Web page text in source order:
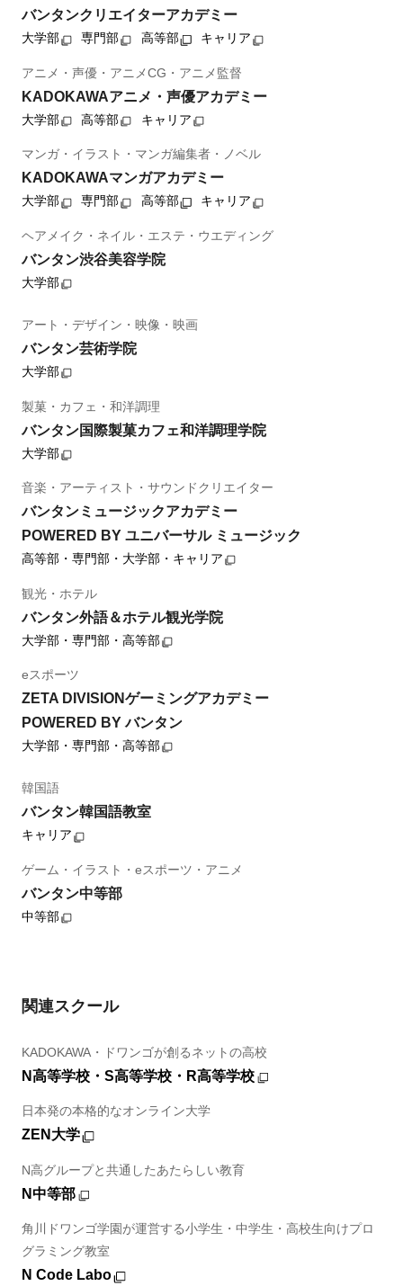
バンタンクリエイターアカデミー
大学部 専門部 高等部 キャリア
アニメ・声優・アニメCG・アニメ監督
KADOKAWAアニメ・声優アカデミー
大学部 高等部 キャリア
マンガ・イラスト・マンガ編集者・ノベル
KADOKAWAマンガアカデミー
大学部 専門部 高等部 キャリア
ヘアメイク・ネイル・エステ・ウエディング
バンタン渋谷美容学院
大学部
アート・デザイン・映像・映画
バンタン芸術学院
大学部
製菓・カフェ・和洋調理
バンタン国際製菓カフェ和洋調理学院
大学部
音楽・アーティスト・サウンドクリエイター
バンタンミュージックアカデミー
POWERED BY ユニバーサル ミュージック
高等部・専門部・大学部・キャリア
観光・ホテル
バンタン外語＆ホテル観光学院
大学部・専門部・高等部
eスポーツ
ZETA DIVISIONゲーミングアカデミー
POWERED BY バンタン
大学部・専門部・高等部
韓国語
バンタン韓国語教室
キャリア
ゲーム・イラスト・eスポーツ・アニメ
バンタン中等部
中等部
関連スクール
KADOKAWA・ドワンゴが創るネットの高校
N高等学校・S高等学校・R高等学校
日本発の本格的なオンライン大学
ZEN大学
N高グループと共通したあたらしい教育
N中等部
角川ドワンゴ学園が運営する小学生・中学生・高校生向けプロ
グラミング教室
N Code Labo